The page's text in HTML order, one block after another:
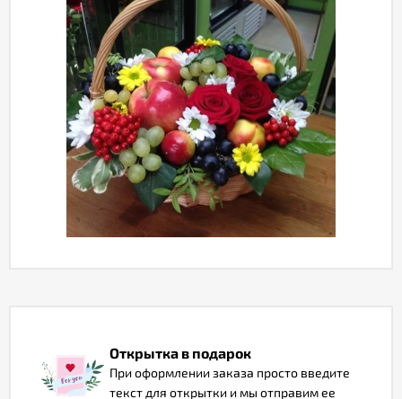
Публичная
конфиденциальности
Открытка в подарок
При оформлении заказа просто введите
текст для открытки и мы отправим ее